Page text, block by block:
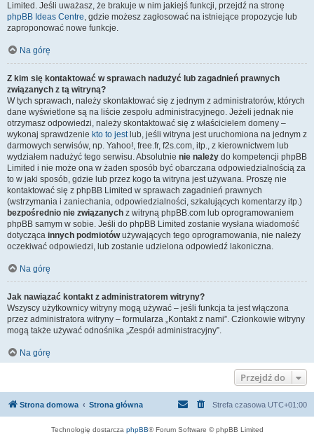
Limited. Jeśli uważasz, że brakuje w nim jakiejś funkcji, przejdź na stronę
phpBB Ideas Centre, gdzie możesz zagłosować na istniejące propozycje lub
zaproponować nowe funkcje.
Na górę
Z kim się kontaktować w sprawach nadużyć lub zagadnień prawnych
związanych z tą witryną?
W tych sprawach, należy skontaktować się z jednym z administratorów, których
dane wyświetlone są na liście zespołu administracyjnego. Jeżeli jednak nie
otrzymasz odpowiedzi, należy skontaktować się z właścicielem domeny –
wykonaj sprawdzenie kto to jestlub, jeśli witryna jest uruchomiona na jednym z
darmowych serwisów, np. Yahoo!, free.fr, f2s.com, itp., z kierownictwem lub
wydziałem nadużyć tego serwisu. Absolutnie nie należy do kompetencji phpBB
Limited i nie może ona w żaden sposób być obarczana odpowiedzialnością za
to w jaki sposób, gdzie lub przez kogo ta witryna jest używana. Proszę nie
kontaktować się z phpBB Limited w sprawach zagadnień prawnych
(wstrzymania i zaniechania, odpowiedzialności, szkalujących komentarzy itp.)
bezpośrednio nie związanych z witryną phpBB.com lub oprogramowaniem
phpBB samym w sobie. Jeśli do phpBB Limited zostanie wysłana wiadomość
dotycząca innych podmiotówużywających tego oprogramowania, nie należy
oczekiwać odpowiedzi, lub zostanie udzielona odpowiedź lakoniczna.
Na górę
Jak nawiązać kontakt z administratorem witryny?
Wszyscy użytkownicy witryny mogą używać – jeśli funkcja ta jest włączona
przez administratora witryny – formularza „Kontakt z nami”. Członkowie witryny
mogą także używać odnośnika „Zespół administracyjny”.
Na górę
Przejdź do
Strona domowa Strona główna Strefa czasowa UTC+01:00
Technologię dostarcza phpBB® Forum Software © phpBB Limited